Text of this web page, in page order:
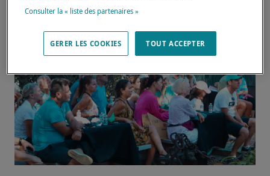
Consulter la « liste des partenaires »
GERER LES COOKIES TOUT ACCEPTER